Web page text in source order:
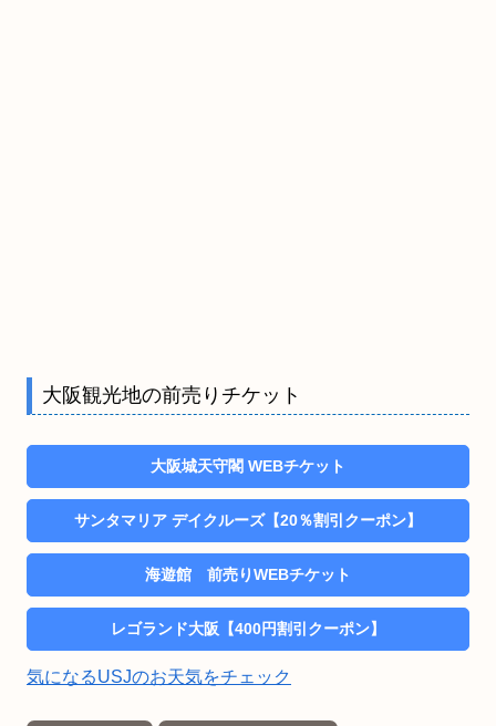
大阪観光地の前売りチケット
大阪城天守閣 WEBチケット
サンタマリア デイクルーズ【20％割引クーポン】
海遊館 前売りWEBチケット
レゴランド大阪【400円割引クーポン】
気になるUSJのお天気をチェック